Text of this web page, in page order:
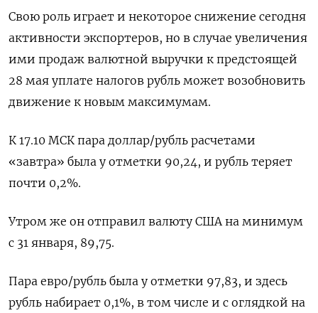
Свою роль играет и некоторое снижение сегодня
активности экспортеров, но в случае увеличения
ими продаж валютной выручки к предстоящей
28 мая уплате налогов рубль может возобновить
движение к новым максимумам.
К 17.10 МСК пара доллар/рубль расчетами
«завтра» была у отметки 90,24, и рубль теряет
почти 0,2%.
Утром же он отправил валюту США на минимум
с 31 января, 89,75.
Пара евро/рубль была у отметки 97,83, и здесь
рубль набирает 0,1%, в том числе и с оглядкой на